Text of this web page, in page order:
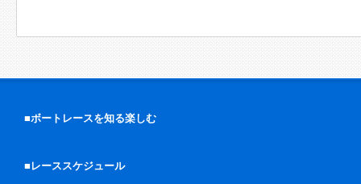
■ボートレースを知る楽しむ
■レーススケジュール